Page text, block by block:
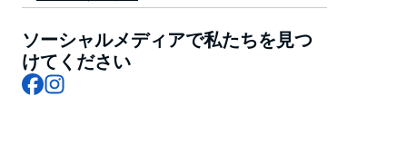
港を出て、毎年恒例のザトウクジラの回遊を間近に体験
します。
最大34名様限定のこの船は、まさに特別なエコツーリ
ズム体験を提供します。海洋専門家からなるクルーは、
ソーシャルメディアで私たちを見つ
けてください
Facebook